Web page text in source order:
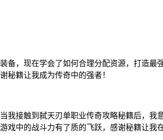
备，现在学会了如何合理分配资源，打造
秘籍让我成为传奇中的强者！
接触到弑天刃单职业传奇攻略秘籍后，
中的战斗力有了质的飞跃，感谢秘籍让我